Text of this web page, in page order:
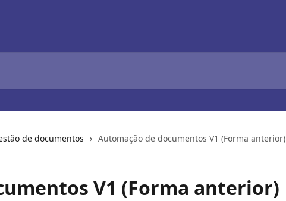
de documentos Automação de documentos V1 (Forma anterior)
V1 (Forma anterior)